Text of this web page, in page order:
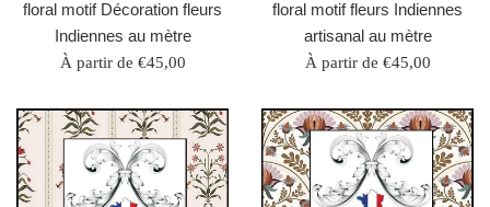
floral motif Décoration fleurs
Indiennes au mètre
À partir de €45,00
floral motif fleurs Indiennes
artisanal au mètre
À partir de €45,00